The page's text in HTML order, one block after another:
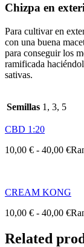
Chizpa en
Para cultivar en
con una buena
para conseguir los
ramificada
sativas.
Semillas 1, 3, 5
CBD 1:20
10,00 € - 40,00 €
CREAM KONG
10,00 € - 40,00 €
Related